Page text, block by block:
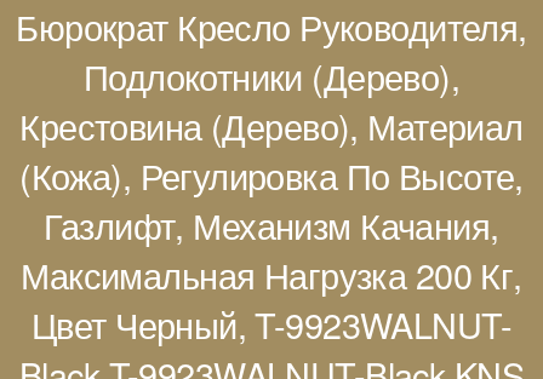
Бюрократ Кресло Руководителя,
Подлокотники (дерево),
Крестовина (дерево), Материал
(кожа), Регулировка По Высоте,
Газлифт, Механизм Качания,
Максимальная Нагрузка 200 Кг,
Цвет Черный, T-9923WALNUT-